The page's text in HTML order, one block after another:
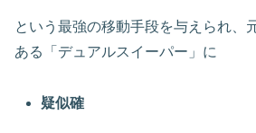
という最強の移動手段を与えられ、
ある「デュアルスイーパー」に
疑似確